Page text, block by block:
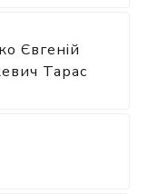
Євгеній
Тарас